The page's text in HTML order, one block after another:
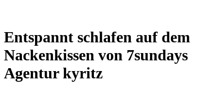
Entspannt schlafen auf dem
Nackenkissen von 7sundays
Agentur kyritz